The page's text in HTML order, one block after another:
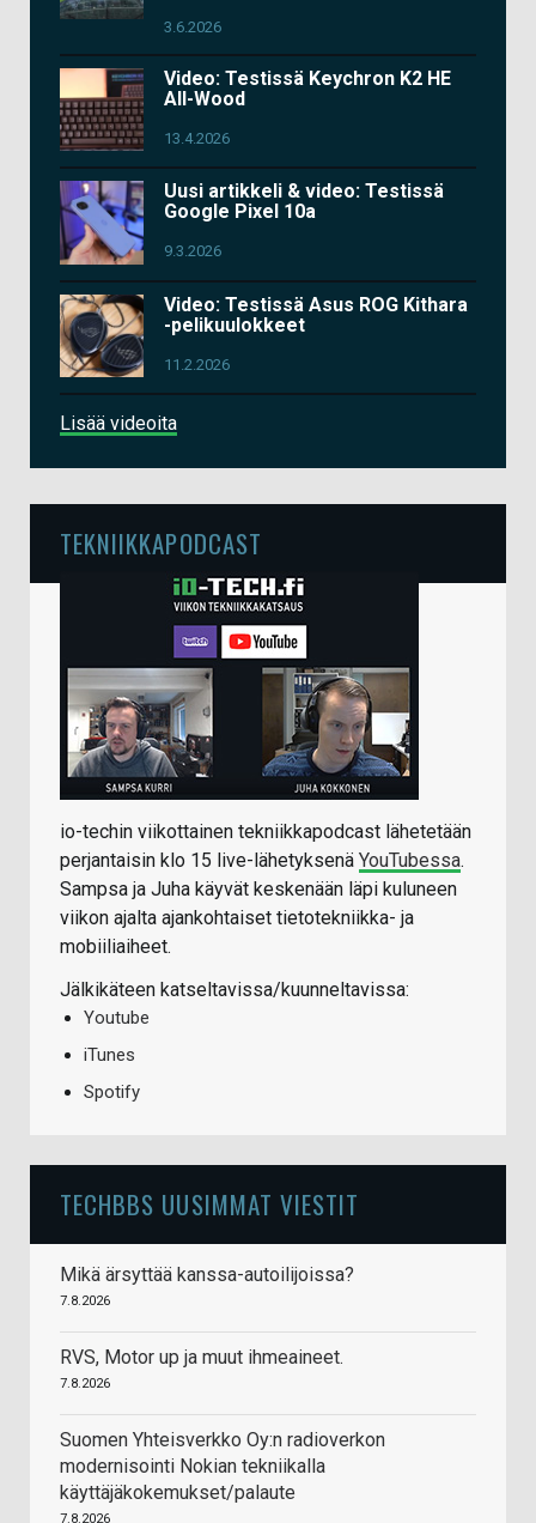
3.6.2026
Video: Testissä Keychron K2 HE
All-Wood
13.4.2026
Uusi artikkeli & video: Testissä
Google Pixel 10a
9.3.2026
Video: Testissä Asus ROG Kithara
-pelikuulokkeet
11.2.2026
Lisää videoita
TEKNIIKKAPODCAST
io-techin viikottainen tekniikkapodcast lähetetään
perjantaisin klo 15 live-lähetyksenä YouTubessa.
Sampsa ja Juha käyvät keskenään läpi kuluneen
viikon ajalta ajankohtaiset tietotekniikka- ja
mobiiliaiheet.
Jälkikäteen katseltavissa/kuunneltavissa:
Youtube
iTunes
Spotify
TECHBBS UUSIMMAT VIESTIT
Mikä ärsyttää kanssa-autoilijoissa?
7.8.2026
RVS, Motor up ja muut ihmeaineet.
7.8.2026
Suomen Yhteisverkko Oy:n radioverkon
modernisointi Nokian tekniikalla
käyttäjäkokemukset/palaute
7.8.2026